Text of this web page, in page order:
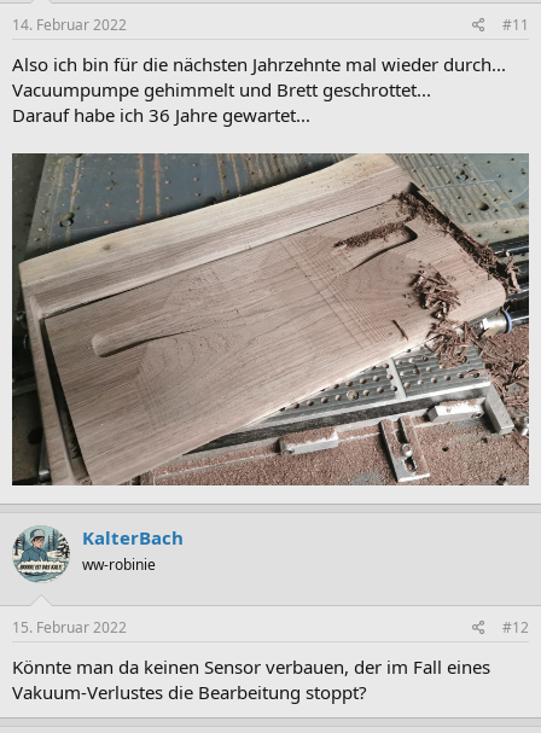
14. Februar 2022 #11
Also ich bin für die nächsten Jahrzehnte mal wieder durch...
Vacuumpumpe gehimmelt und Brett geschrottet...
Darauf habe ich 36 Jahre gewartet...
KalterBach
ww-robinie
15. Februar 2022 #12
Könnte man da keinen Sensor verbauen, der im Fall eines
Vakuum-Verlustes die Bearbeitung stoppt?